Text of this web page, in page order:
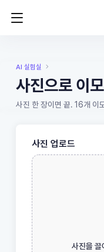
AI 실험실
사진으로 이
사진 한 장이면 끝. 16개 이
사진 업로드
사진을 끌